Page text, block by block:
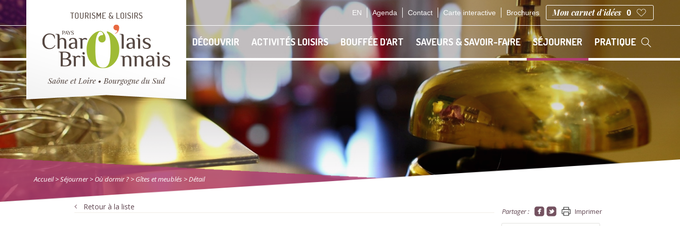
EN Agenda Contact Carte interactive Brochures Mon carnet d'idées 0
DÉCOUVRIR ACTIVITÉS LOISIRS BOUFFÉE D'ART SAVEURS & SAVOIR-FAIRE SÉJOURNER PRATIQUE
Accueil> Séjourner> Où dormir ? > Gîtes et meublés > Détail
Retour à la liste Partager : Imprimer